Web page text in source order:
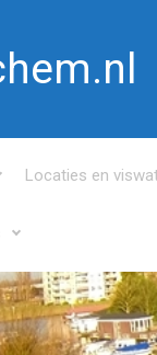
Locaties en